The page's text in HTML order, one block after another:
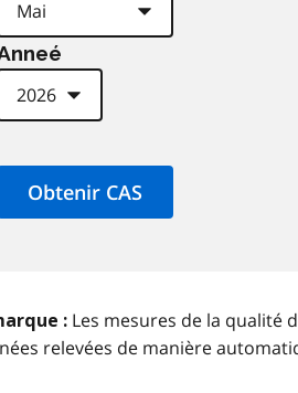
: Les mesures de la qualité
relevées de manière